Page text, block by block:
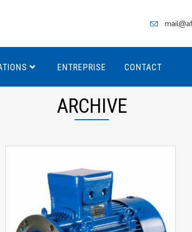
Antidéflagrants ÉCO T4
ÉCO T3
(non
ENTREPRISE CONTACT
ARCHIVE